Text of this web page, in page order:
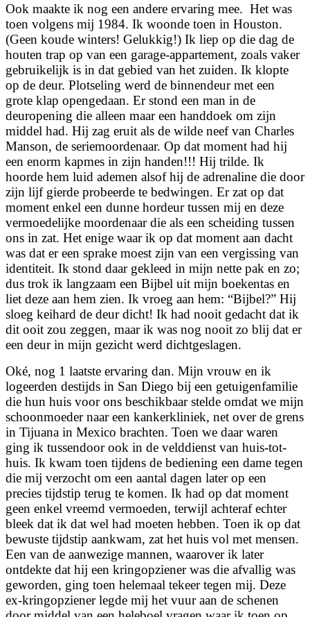
Ook maakte ik nog een andere ervaring mee. Het was
toen volgens mij 1984. Ik woonde toen in Houston.
(Geen koude winters! Gelukkig!) Ik liep op die dag de
houten trap op van een garage-appartement, zoals vaker
gebruikelijk is in dat gebied van het zuiden. Ik klopte
op de deur. Plotseling werd de binnendeur met een
grote klap opengedaan. Er stond een man in de
deuropening die alleen maar een handdoek om zijn
middel had. Hij zag eruit als de wilde neef van Charles
Manson, de seriemoordenaar. Op dat moment had hij
een enorm kapmes in zijn handen!!! Hij trilde. Ik
hoorde hem luid ademen alsof hij de adrenaline die door
zijn lijf gierde probeerde te bedwingen. Er zat op dat
moment enkel een dunne hordeur tussen mij en deze
vermoedelijke moordenaar die als een scheiding tussen
ons in zat. Het enige waar ik op dat moment aan dacht
was dat er een sprake moest zijn van een vergissing van
identiteit. Ik stond daar gekleed in mijn nette pak en zo;
dus trok ik langzaam een Bijbel uit mijn boekentas en
liet deze aan hem zien. Ik vroeg aan hem: “Bijbel?” Hij
sloeg keihard de deur dicht! Ik had nooit gedacht dat ik
dit ooit zou zeggen, maar ik was nog nooit zo blij dat er
een deur in mijn gezicht werd dichtgeslagen.
Oké, nog 1 laatste ervaring dan. Mijn vrouw en ik
logeerden destijds in San Diego bij een getuigenfamilie
die hun huis voor ons beschikbaar stelde omdat we mijn
schoonmoeder naar een kankerkliniek, net over de grens
in Tijuana in Mexico brachten. Toen we daar waren
ging ik tussendoor ook in de velddienst van huis-tot-
huis. Ik kwam toen tijdens de bediening een dame tegen
die mij verzocht om een aantal dagen later op een
precies tijdstip terug te komen. Ik had op dat moment
geen enkel vreemd vermoeden, terwijl achteraf echter
bleek dat ik dat wel had moeten hebben. Toen ik op dat
bewuste tijdstip aankwam, zat het huis vol met mensen.
Een van de aanwezige mannen, waarover ik later
ontdekte dat hij een kringopziener was die afvallig was
geworden, ging toen helemaal tekeer tegen mij. Deze
ex-kringopziener legde mij het vuur aan de schenen